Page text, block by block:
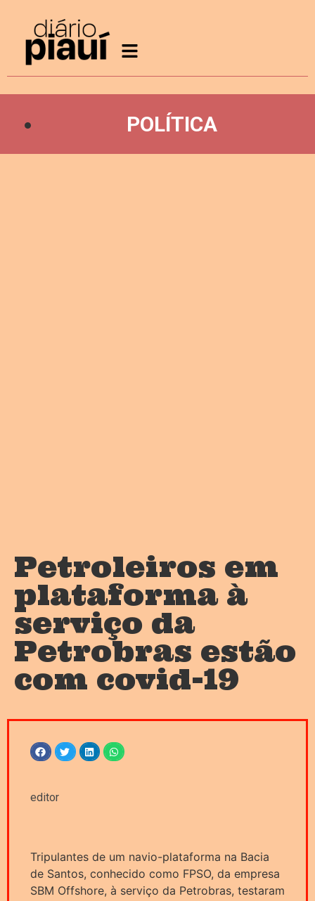
POLÍTICA
Petroleiros em
plataforma à
serviço da
Petrobras estão
com covid-19
editor
Tripulantes de um navio-plataforma na Bacia
de Santos, conhecido como FPSO, da empresa
SBM Offshore, à serviço da Petrobras, testaram